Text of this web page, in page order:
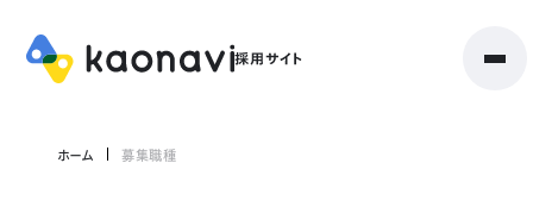
ホーム 募集職種